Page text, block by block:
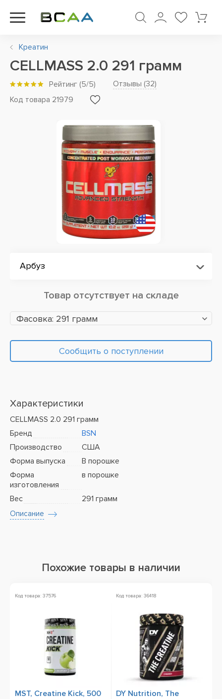
Креатин
CELLMASS 2.0 291 грамм
Рейтинг (5/5) Отзывы (32)
Код товара 21979
Арбуз
Товар отсутствует на складе
Фасовка: 291 грамм
Сообщить о поступлении
Характеристики
CELLMASS 2.0 291 грамм
Бренд
BSN
Производство
США
Форма выпуска
В порошке
Форма
изготовления
в порошке
Вес 291 грамм
Описание
Похожие товары в наличии
Код товара: 37576
MST, Creatine Kick, 500
Код товара: 36418
DY Nutrition, The